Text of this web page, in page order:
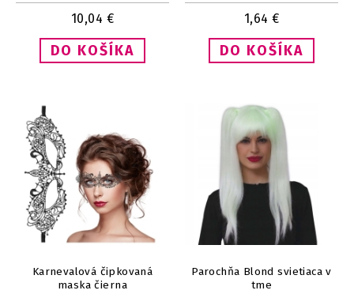
10,04 € 1,64 €
Karnevalová čipkovaná
maska čierna
Parochňa Blond svietiaca v
tme